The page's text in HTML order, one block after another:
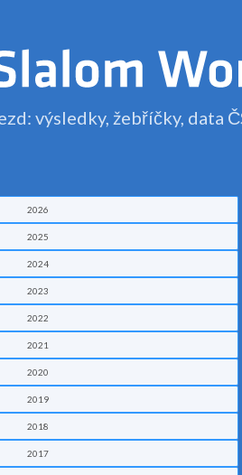
výsledky, žebříčky, data
2026
2025
2024
2023
2022
2021
2020
2019
2018
2017